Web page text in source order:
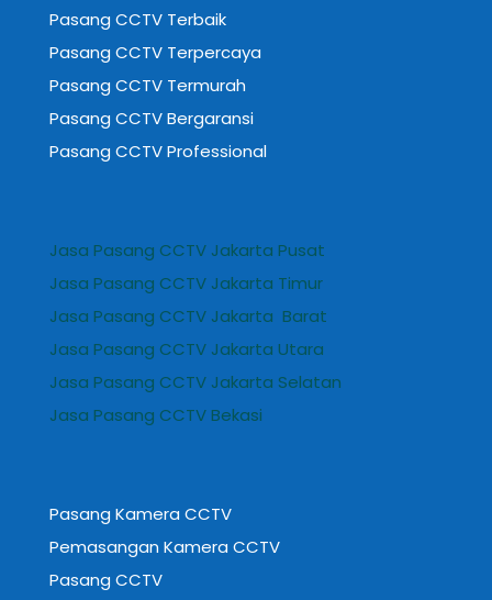
Pasang CCTV Terbaik
Pasang CCTV Terpercaya
Pasang CCTV Termurah
Pasang CCTV Bergaransi
Pasang CCTV Professional
Jasa Pasang CCTV Jakarta Pusat
Jasa Pasang CCTV Jakarta Timur
Jasa Pasang CCTV Jakarta Barat
Jasa Pasang CCTV Jakarta Utara
Jasa Pasang CCTV Jakarta Selatan
Jasa Pasang CCTV Bekasi
Pasang Kamera CCTV
Pemasangan Kamera CCTV
Pasang CCTV